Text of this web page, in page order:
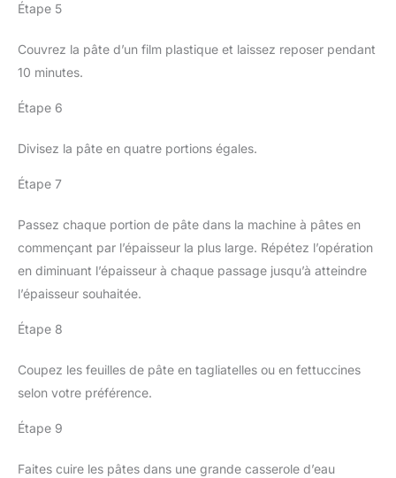
Étape 5
Couvrez la pâte d’un film plastique et laissez reposer pendant
10 minutes.
Étape 6
Divisez la pâte en quatre portions égales.
Étape 7
Passez chaque portion de pâte dans la machine à pâtes en
commençant par l’épaisseur la plus large. Répétez l’opération
en diminuant l’épaisseur à chaque passage jusqu’à atteindre
l’épaisseur souhaitée.
Étape 8
Coupez les feuilles de pâte en tagliatelles ou en fettuccines
selon votre préférence.
Étape 9
Faites cuire les pâtes dans une grande casserole d’eau